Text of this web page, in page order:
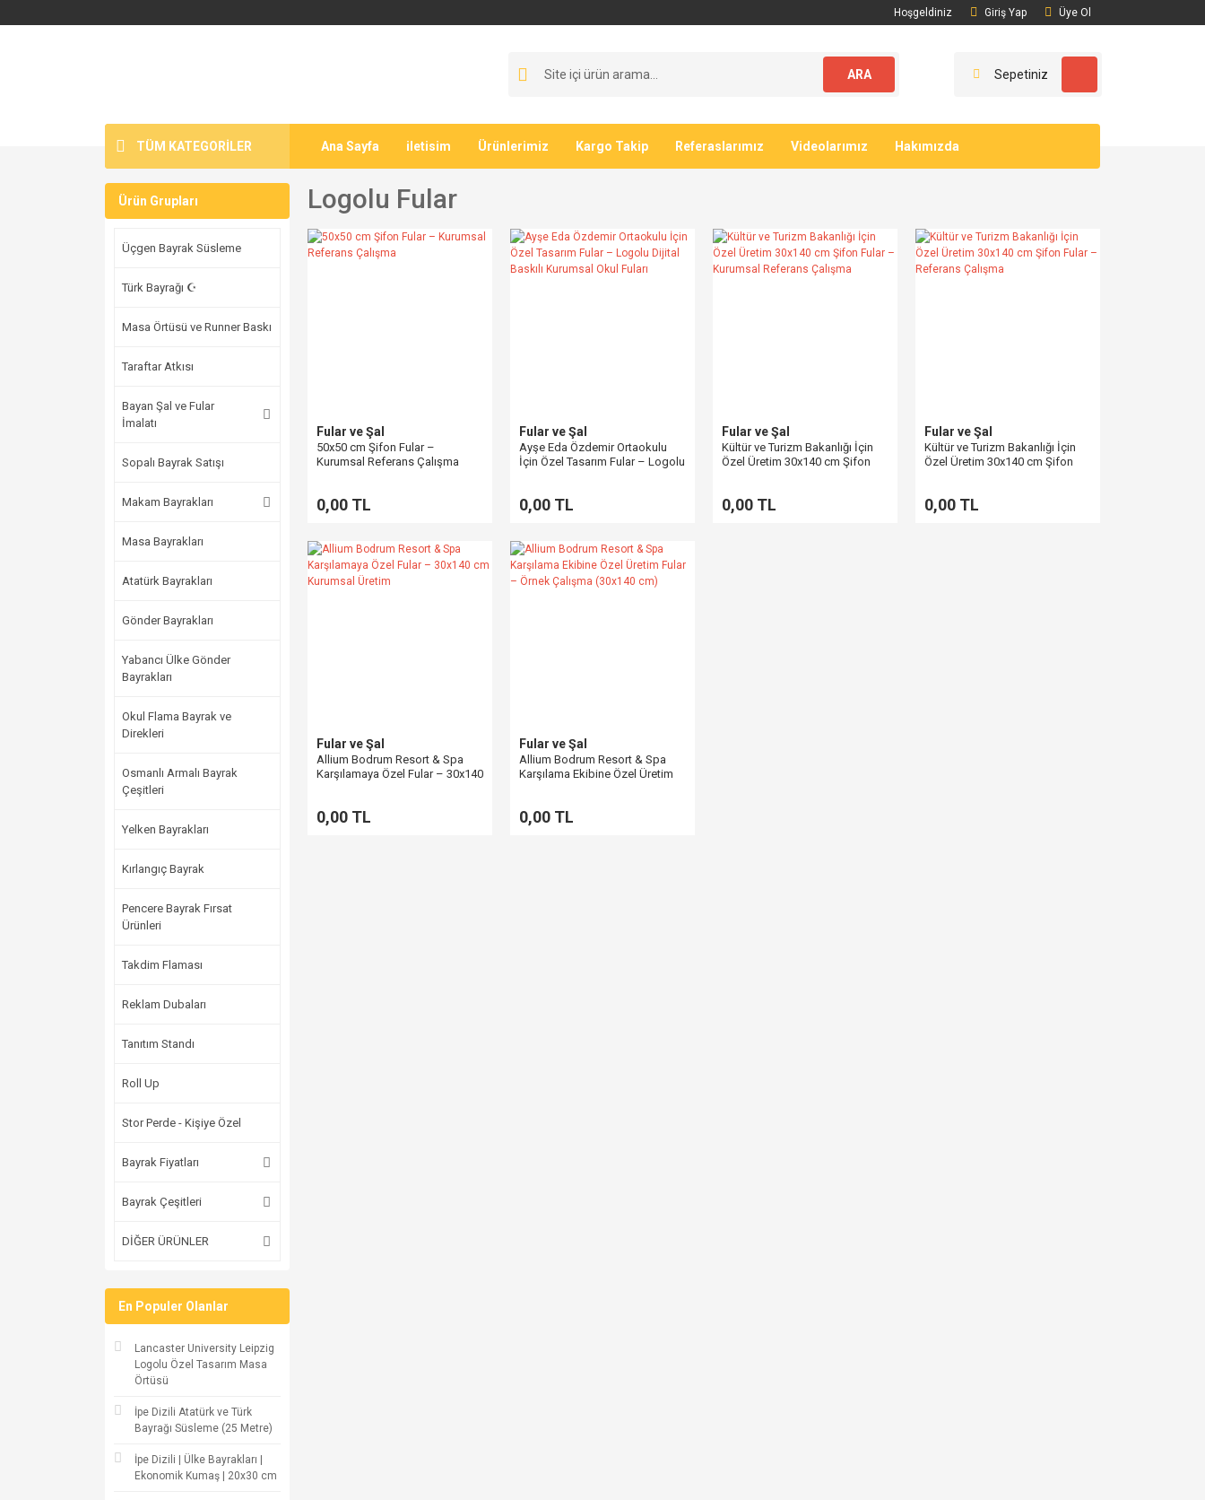
Hoşgeldiniz Giriş Yap Üye Ol
ARA Sepetiniz
TÜM KATEGORİLER Ana Sayfa iletisim Ürünlerimiz Kargo Takip Referaslarımız Videolarımız Hakımızda
Ürün Grupları
Üçgen Bayrak Süsleme
Türk Bayrağı ☪
Masa Örtüsü ve Runner Baskı
Taraftar Atkısı
Bayan Şal ve Fular
İmalatı
Sopalı Bayrak Satışı
Makam Bayrakları
Masa Bayrakları
Atatürk Bayrakları
Gönder Bayrakları
Yabancı Ülke Gönder
Bayrakları
Okul Flama Bayrak ve
Direkleri
Osmanlı Armalı Bayrak
Çeşitleri
Yelken Bayrakları
Kırlangıç Bayrak
Pencere Bayrak Fırsat
Ürünleri
Takdim Flaması
Reklam Dubaları
Tanıtım Standı
Roll Up
Stor Perde - Kişiye Özel
Bayrak Fiyatları
Bayrak Çeşitleri
DİĞER ÜRÜNLER
En Populer Olanlar
Lancaster University Leipzig
Logolu Özel Tasarım Masa
Örtüsü
İpe Dizili Atatürk ve Türk
Bayrağı Süsleme (25 Metre)
İpe Dizili | Ülke Bayrakları |
Ekonomik Kumaş | 20x30 cm
Logolu Fular
Fular ve Şal
50x50 cm Şifon Fular –
Kurumsal Referans Çalışma
0,00 TL
Fular ve Şal
Ayşe Eda Özdemir Ortaokulu
İçin Özel Tasarım Fular – Logolu
0,00 TL
Fular ve Şal
Kültür ve Turizm Bakanlığı İçin
Özel Üretim 30x140 cm Şifon
0,00 TL
Fular ve Şal
Kültür ve Turizm Bakanlığı İçin
Özel Üretim 30x140 cm Şifon
0,00 TL
Fular ve Şal
Allium Bodrum Resort & Spa
Karşılamaya Özel Fular – 30x140
0,00 TL
Fular ve Şal
Allium Bodrum Resort & Spa
Karşılama Ekibine Özel Üretim
0,00 TL